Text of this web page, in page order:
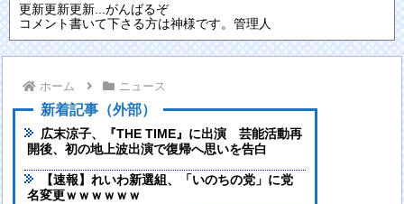
更新更新更新...がんばるぞ
コメント書いて下さる方は神様です。管理人
ホーム ニュース
新着記事（外部）
広末涼子、『THE TIME』に出演 芸能活動再
開後、初の地上波出演で復帰へ思いを告白
【速報】れいわ新選組、「いのちの党」に党
名変更ｗｗｗｗｗｗ